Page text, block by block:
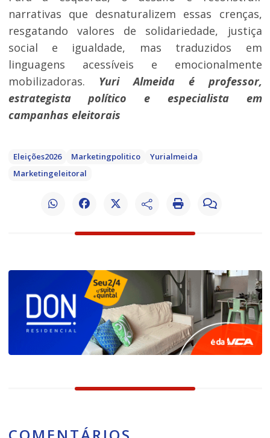
narrativas que desnaturalizem essas crenças,
resgatando valores de solidariedade, justiça
social e igualdade, mas traduzidos em
linguagens acessíveis e emocionalmente
mobilizadoras. Yuri Almeida é professor,
estrategista político e especialista em
campanhas eleitorais
Eleições2026 Marketingpolitico
Yurialmeida
Marketingeleitoral